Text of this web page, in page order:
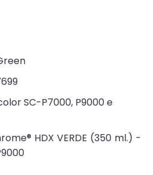
SC-P7000, P9000 e
HDX VERDE (350 ml.) -